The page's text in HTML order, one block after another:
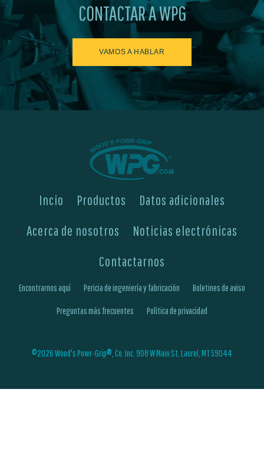
CONTACTAR A WPG
VAMOS A HABLAR
Incio Productos
Datos adicionales
Acerca de nosotros
Noticias electrónicas
Contactarnos
Encontrarnos aquí Pericia de ingeniería y fabricación Boletines de aviso
Preguntas más frecuentes Política de privacidad
©2026 Wood's Powr-Grip®, Co. Inc. 908 W Main St, Laurel, MT 59044